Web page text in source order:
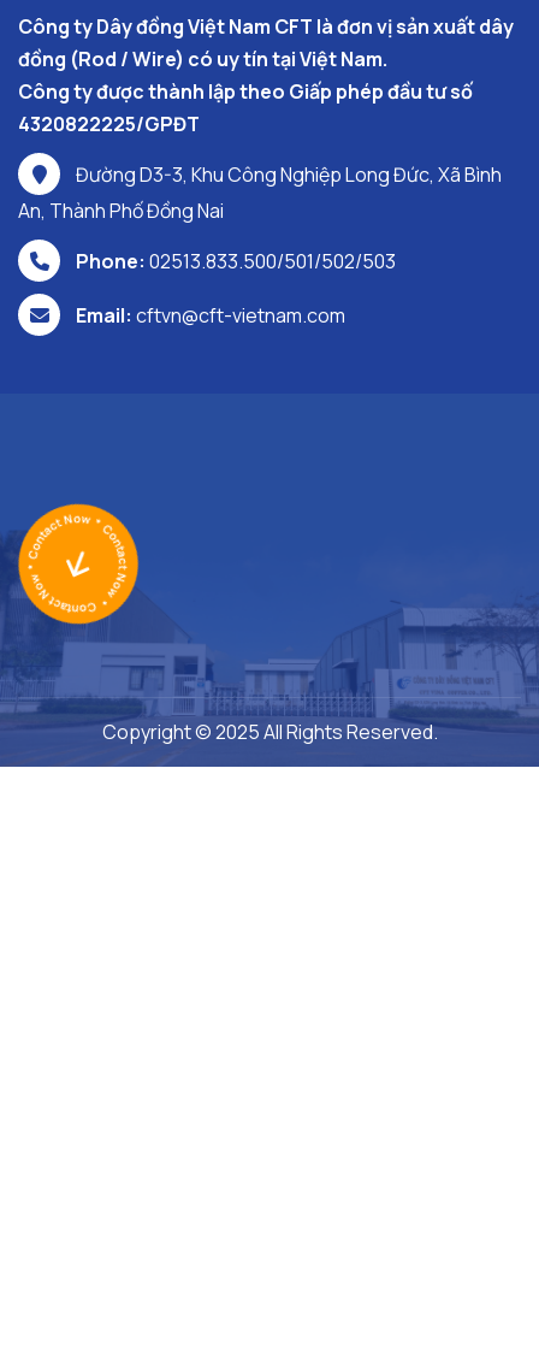
Công ty Dây đồng Việt Nam CFT là đơn vị sản xuất dây
đồng (Rod / Wire) có uy tín tại Việt Nam.
Công ty được thành lập theo Giấp phép đầu tư số
4320822225/GPĐT
Đường D3-3, Khu Công Nghiệp Long Đức, Xã Bình
An, Thành Phố Đồng Nai
Phone: 02513.833.500/501/502/503
Email: cftvn@cft-vietnam.com
Copyright © 2025 All Rights Reserved.